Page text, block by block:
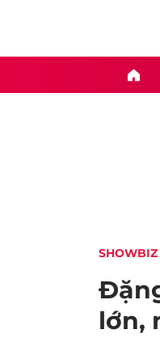
SHOWBIZ
lớn,